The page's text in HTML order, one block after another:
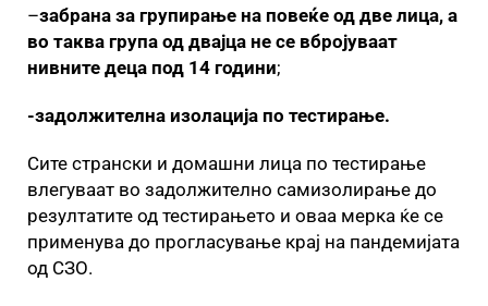
–забрана за групирање на повеќе од две лица, а
во таква група од двајца не се вбројуваат
нивните деца под 14 години;
-задолжителна изолација по тестирање.
Сите странски и домашни лица по тестирање
влегуваат во задолжително самизолирање до
резултатите од тестирањето и оваа мерка ќе се
применува до прогласување крај на пандемијата
од СЗО.